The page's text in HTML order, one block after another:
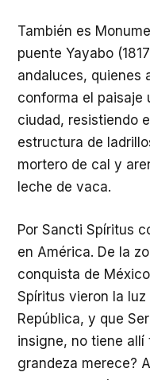
También es
puente Yayabo
andaluces, quienes
conforma el paisaje
ciudad, resistiendo
estructura de
mortero de cal y
leche de vaca.
Por Sancti Spíritus
en América. De la
conquista de
Spíritus vieron la
República, y que
insigne, no tiene
grandeza merece?